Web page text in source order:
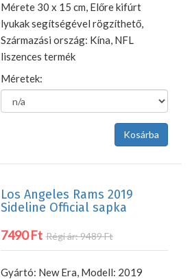
Mérete 30 x 15 cm, Előre kifúrt
lyukak segítségével rögzíthető,
Származási ország: Kína, NFL
liszences termék
Méretek:
Los Angeles Rams 2019
Sideline Official sapka
7490 Ft Régi ár: 9489 Ft
Gyártó: New Era, Modell: 2019